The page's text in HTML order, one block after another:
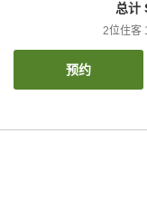
总计
2位住客
预约